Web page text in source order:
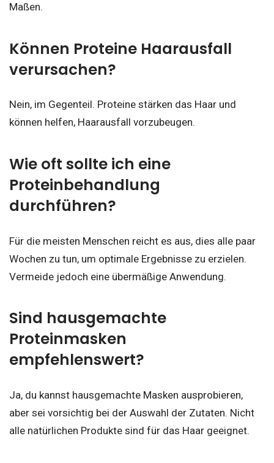
Maßen.
Können Proteine Haarausfall
verursachen?
Nein, im Gegenteil. Proteine stärken das Haar und
können helfen, Haarausfall vorzubeugen.
Wie oft sollte ich eine
Proteinbehandlung
durchführen?
Für die meisten Menschen reicht es aus, dies alle paar
Wochen zu tun, um optimale Ergebnisse zu erzielen.
Vermeide jedoch eine übermäßige Anwendung.
Sind hausgemachte
Proteinmasken
empfehlenswert?
Ja, du kannst hausgemachte Masken ausprobieren,
aber sei vorsichtig bei der Auswahl der Zutaten. Nicht
alle natürlichen Produkte sind für das Haar geeignet.